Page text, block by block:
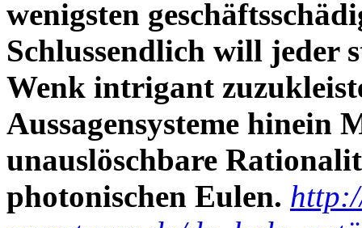
wenigsten
Schlussendlich will jeder
Wenk intrigant
Aussagensysteme hinein
unauslöschbare
photonischen Eulen.